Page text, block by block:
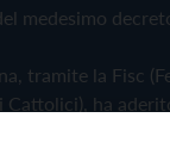
medesimo
tramite la Fisc
Cattolici), ha